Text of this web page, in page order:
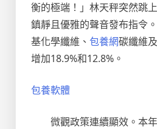
衡的極端！」林天秤突然跳
鎮靜且優雅的聲音發布指令
基化學纖維、 包養網碳纖維
增加18.9%和12.8%。
包養軟體
微觀政策連續顯效。本年